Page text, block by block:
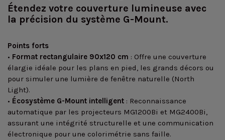
Étendez votre couverture lumineuse avec
la précision du système G-Mount.
Points forts
• Format rectangulaire 90x120 cm : Offre une couverture
élargie idéale pour les plans en pied, les grands décors ou
pour simuler une lumière de fenêtre naturelle (North
Light).
• Écosystème G-Mount intelligent : Reconnaissance
automatique par les projecteurs MG1200Bi et MG2400Bi,
assurant une intégrité structurelle et une communication
électronique pour une colorimétrie sans faille.